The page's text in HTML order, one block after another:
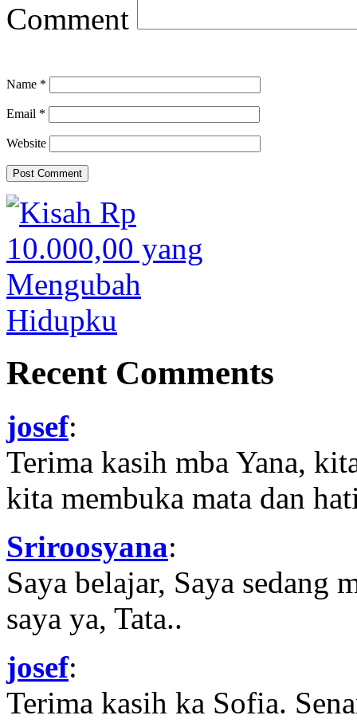
Comment
Name *
Email *
Website
Recent Comments
josef:
Terima kasih mba Yana,
kita membuka mata dan
Sriroosyana:
Saya belajar, Saya sedang
saya ya, Tata..
josef:
Terima kasih ka Sofia.